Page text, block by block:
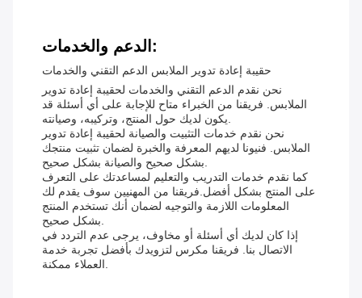
الدعم والخدمات:
حقيبة إعادة تدوير الملابس الدعم التقني والخدمات
نحن نقدم الدعم التقني والخدمات لحقيبة إعادة تدوير
الملابس. فريقنا من الخبراء متاح للإجابة على أي أسئلة قد
يكون لديك حول المنتج، وتركيبه، وصيانته.
نحن نقدم خدمات التثبيت والصيانة لحقيبة إعادة تدوير
الملابس. فنيونا لديهم المعرفة والخبرة لضمان تثبيت منتجك
بشكل صحيح والصيانة بشكل صحيح.
كما نقدم خدمات التدريب والتعليم لمساعدتك على التعرف
على المنتج بشكل أفضل.فريقنا من المهنيين سوف يقدم لك
المعلومات اللازمة والتوجيه لضمان أنك تستخدم المنتج
بشكل صحيح.
إذا كان لديك أي أسئلة أو مخاوف، يرجى عدم التردد في
الاتصال بنا. فريقنا مكرس لتزويدك بأفضل تجربة خدمة
العملاء ممكنة.